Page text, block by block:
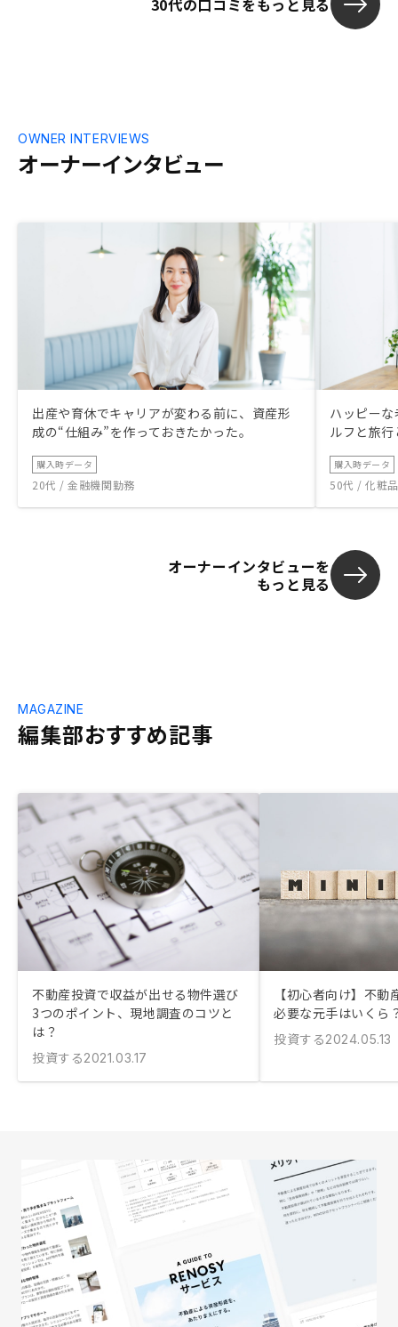
30代の口コミをもっと見る
オーナーインタビュー
OWNER INTERVIEWS
出産や育休でキャリアが変わる前に、資産形
成の“仕組み”を作っておきたかった。
購入時データ
20代 / 金融機関勤務
ハッピー
ルフと旅
購入時データ
50代 / 化粧
オーナーインタビューを
もっと見る
編集部おすすめ記事
MAGAZINE
不動産投資で収益が出せる物件選び
3つのポイント、現地調査のコツと
は？
投資する2021.03.17
【初心者向け】不
必要な元手はいくら
投資する2024.05.13